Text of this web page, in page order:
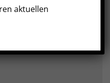
unsere aktuellen
aktuellen